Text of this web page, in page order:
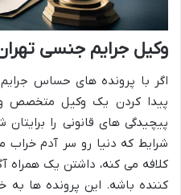
وکیل جرایم جنسی
اگر با پرونده های حساس
پیدا کردن یک وکیل متخصص
پیچیدگی های قانونی را
شرایط که دنیا رو سر آدم خراب
کلافه می کنه، داشتن یک همراه
کننده باشه. این پرونده ها